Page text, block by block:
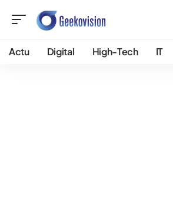
Actu Digital High-Tech IT